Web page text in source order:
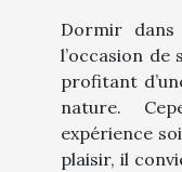
Dormir dans
l’occasion de
profitant
nature.
expérience
plaisir, il